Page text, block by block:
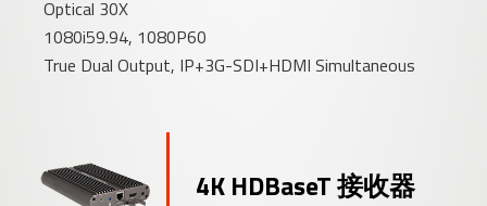
Optical 30X
1080i59.94, 1080P60
True Dual Output, IP+3G-SDI+HDMI Simultaneous
4K HDBaseT 接收器